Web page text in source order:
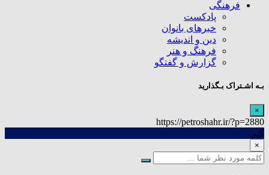
فرهنگی
پادکست
خبرهای بانوان
دین و اندیشه
فرهنگ و هنر
گزارش و گفتگو
بـه اشـتراک بـگذارید
×
https://petroshahr.ir/?p=2880
کپی
×